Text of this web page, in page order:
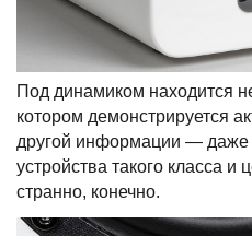
Под динамиком находится
котором демонстрируется
другой информации — даже
устройства такого класса и
странно, конечно.